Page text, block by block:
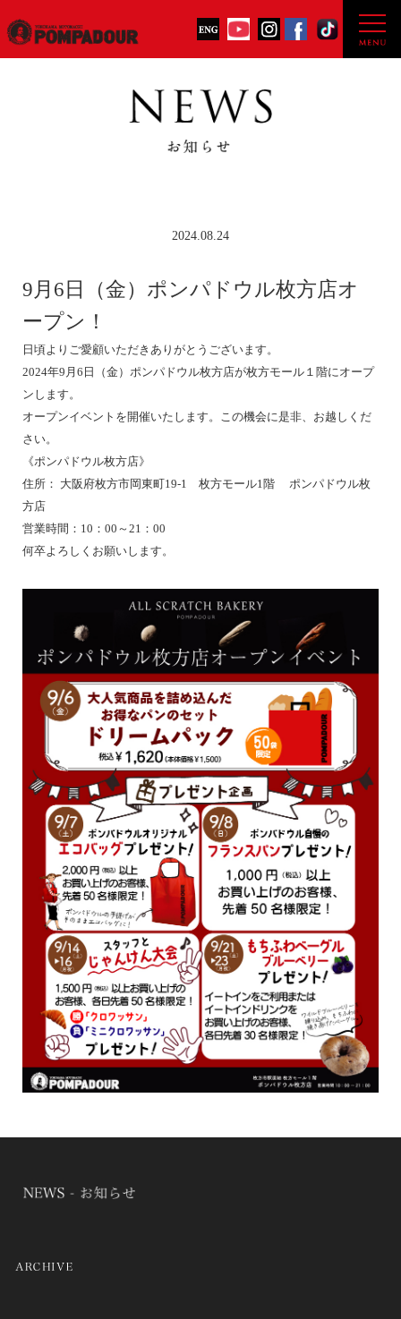
2024.08.24
9月6日（金）ポンパドウル枚方店オ
ープン！
日頃よりご愛顧いただきありがとうございます。
2024年9月6日（金）ポンパドウル枚方店が枚方モール１階にオープ
ンします。
オープンイベントを開催いたします。この機会に是非、お越しくだ
さい。
《ポンパドウル枚方店》
住所： 大阪府枚方市岡東町19-1 枚方モール1階 ポンパドウル枚
方店
営業時間：10：00～21：00
何卒よろしくお願いします。